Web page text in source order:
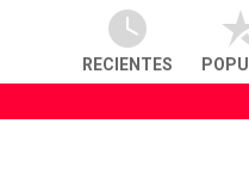
RECIENTES